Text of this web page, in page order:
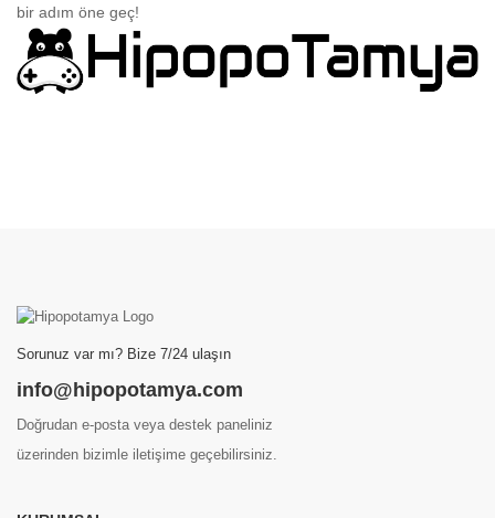
bir adım öne geç!
Sorunuz var mı? Bize 7/24 ulaşın
info@hipopotamya.com
Doğrudan e-posta veya destek paneliniz
üzerinden bizimle iletişime geçebilirsiniz.